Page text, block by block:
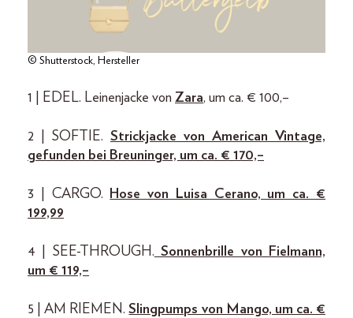
© Shutterstock, Hersteller
1 | EDEL. Leinenjacke von Zara, um ca. € 100,–
2 | SOFTIE. Strickjacke von American Vintage,
gefunden bei Breuninger, um ca. € 170,–
3 | CARGO.
Hose von Luisa Cerano, um ca. €
199,99
4 | SEE-THROUGH. Sonnenbrille von Fielmann,
um € 119,–
5 | AM RIEMEN.Slingpumps von Mango, um ca. €